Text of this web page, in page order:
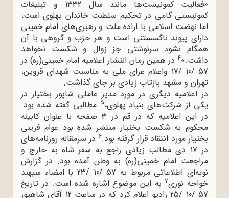
«فعالیت کمونیست‌ها مانند سال 1332 و تبلیغات
کمونیستی گامی در تحکیم سلطنت خاندان پهلوی است،
اما نهضت اسلامی با اراده ملت و رهبری‌های امام خمینی
دارای پیوند ناگسستنی است و هر حزب و گروهی با آن
همگام نشود سرنوشتی جز زوال و شکست نخواهد
داشت.»4 در همین زمان انتشار اعلامیه امام خمینی(ره) در
57 /10 /17 واعلام عزای ملی به مناسبت شهدای قزوین،
تهران و مشهد بازتاب زیادی بر جای گذاشت.
در اعلامیه دیگری در مورد مدیر عاملی شاپور بختیار در
یکی از شرکت‌های بنیاد پهلوی،5 مطالبی گفته شده بود.
در این اعلامیه که در قم در 3 صفحه با عنوان کابینه
محکوم به شکست بختیار منتشر شده بود عوام فریبی
بختیار مورد انتقاد قرار گرفته بود.6 در سرمقاله روزنامه‌های
در 17 دی مطالب زیادی راجع به سفر شاه به خارج و
مراجعت امام خمینی(ره) به وطن آمده بود. در گزارش
نوبه‌ای اطلاعاتی مربوط به 57 /10 /23 با امضاء سپهبد
خواجه نوری7 به این موضوع اشاره شده است. در تاریخ
57 /10 /25 رادیو اعلام کرد که در ساعت 12 آقای شاهپور